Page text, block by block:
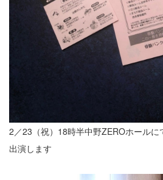
2／23（祝）18時半中野ZEROホール
出演します